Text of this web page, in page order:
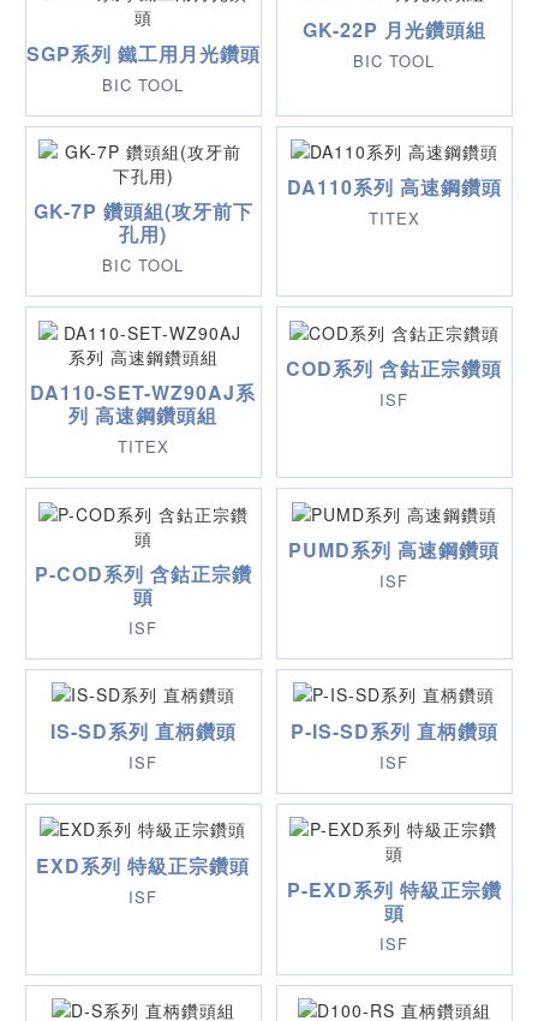
SGP系列 鐵工用月光鑽頭
BIC TOOL
GK-22P 月光鑽頭組
BIC TOOL
GK-7P 鑽頭組(攻牙前下
孔用)
BIC TOOL
DA110系列 高速鋼鑽頭
TITEX
DA110-SET-WZ90AJ系
列 高速鋼鑽頭組
TITEX
COD系列 含鈷正宗鑽頭
ISF
P-COD系列 含鈷正宗鑽
頭
ISF
PUMD系列 高速鋼鑽頭
ISF
IS-SD系列 直柄鑽頭
ISF
P-IS-SD系列 直柄鑽頭
ISF
EXD系列 特級正宗鑽頭
ISF
P-EXD系列 特級正宗鑽
頭
ISF